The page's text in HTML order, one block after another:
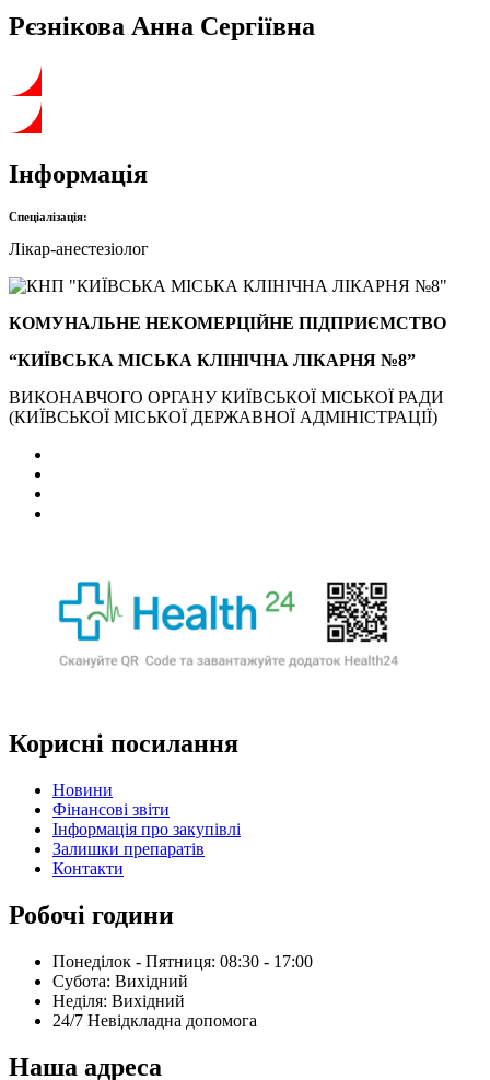
Рєзнікова Анна Сергіївна
Інформація
Спеціалізація:
Лікар-анестезіолог
КОМУНАЛЬНЕ НЕКОМЕРЦІЙНЕ ПІДПРИЄМСТВО
“КИЇВСЬКА МІСЬКА КЛІНІЧНА ЛІКАРНЯ №8”
ВИКОНАВЧОГО ОРГАНУ КИЇВСЬКОЇ МІСЬКОЇ РАДИ
(КИЇВСЬКОЇ МІСЬКОЇ ДЕРЖАВНОЇ АДМІНІСТРАЦІЇ)
Корисні посилання
Новини
Фінансові звіти
Інформація про закупівлі
Залишки препаратів
Контакти
Робочі години
Понеділок - Пятниця: 08:30 - 17:00
Субота: Вихідний
Нeділя: Вихідний
24/7 Невідкладна допомога
Наша адреса